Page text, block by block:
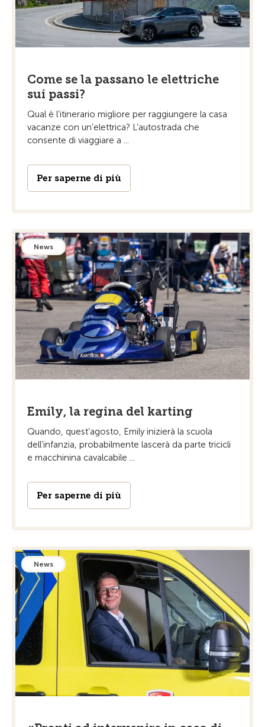
Come se la passano le elettriche
sui passi?
Qual è l’itinerario migliore per raggiungere la casa
vacanze con un’elettrica? L’autostrada che
consente di viaggiare a ...
Per saperne di più
News
Emily, la regina del karting
Quando, quest’agosto, Emily inizierà la scuola
dell’infanzia, probabilmente lascerà da parte tricicli
e macchinina cavalcabile ...
Per saperne di più
News